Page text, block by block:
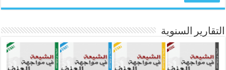
التقارير السنوية